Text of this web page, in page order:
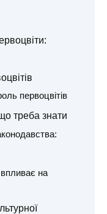
первоцвітів
треба знати
на